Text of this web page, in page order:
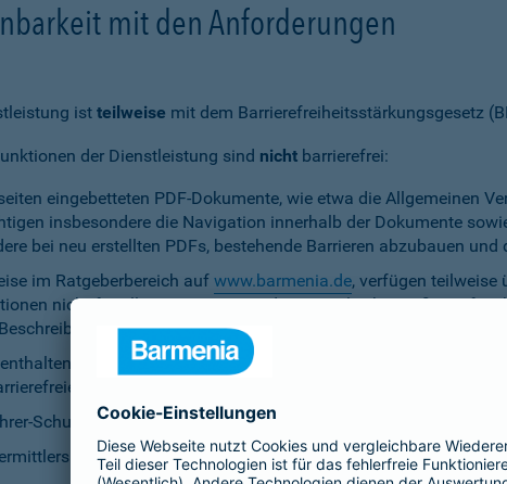
mit den Anforderungen
ist teilweise mit dem Barrierefreiheitsstärkungsgesetz
der Dienstleistung sind nicht barrierefrei:
eingebetteten PDF-Dokumente, wie etwa die Allgemeinen
insbesondere die Navigation innerhalb der Dokumente
bei neu erstellten PDFs, bestehende Barrieren abzubauen
im Ratgeberbereich auf www.barmenia.de, verfügen teilweise
nicht für alle Nutzerinnen und Nutzer gleichermaßen
zur Verfügung zu stellen.
aktuell weder Untertitel noch Audiodeskriptionen, was
Elemente bereitzustellen.
Schutz kann die Anpassung der zu versichernden Tage
auf barmenia.de ist das Kontrastverhältnis